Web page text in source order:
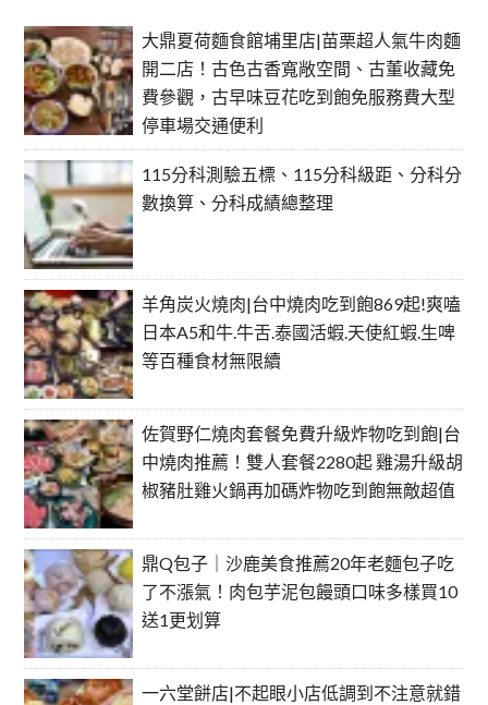
大鼎夏荷麵食館埔里店|苗栗超人氣牛肉麵
開二店！古色古香寬敞空間、古董收藏免
費參觀，古早味豆花吃到飽免服務費大型
停車場交通便利
115分科測驗五標、115分科級距、分科分
數換算、分科成績總整理
羊角炭火燒肉|台中燒肉吃到飽869起!爽嗑
日本A5和牛.牛舌.泰國活蝦.天使紅蝦.生啤
等百種食材無限續
佐賀野仁燒肉套餐免費升級炸物吃到飽|台
中燒肉推薦！雙人套餐2280起 雞湯升級胡
椒豬肚雞火鍋再加碼炸物吃到飽無敵超值
鼎Q包子｜沙鹿美食推薦20年老麵包子吃
了不漲氣！肉包芋泥包饅頭口味多樣買10
送1更划算
一六堂餅店|不起眼小店低調到不注意就錯